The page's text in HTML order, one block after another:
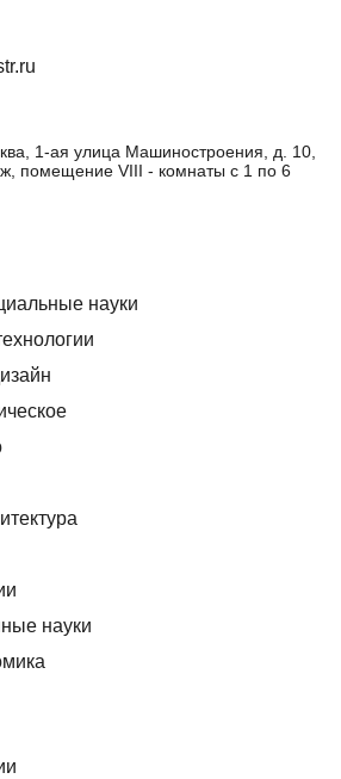
1-ая улица Машиностроения, д. 10,
помещение VIII - комнаты с 1 по 6
науки
науки